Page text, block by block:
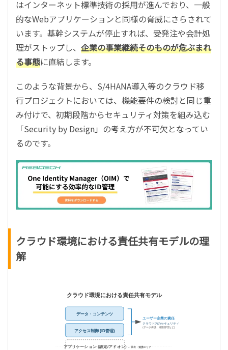
はインターネット標準技術の採用が進んでおり、一般
的なWebアプリケーションと同様の脅威にさらされて
います。基幹システムが停止すれば、受発注や会計処
理がストップし、 企業の事業継続そのものが危ぶまれ
る事態に直結します。
このような背景から、S/4HANA導入等のクラウド移
行プロジェクトにおいては、機能要件の検討と同じ重
み付けで、初期段階からセキュリティ対策を組み込む
「Security by Design」の考え方が不可欠となってい
るのです。
クラウド環境における責任共有モデルの理
解
クラウド環境における責任共有モデル
データ・コンテンツ
アクセス制御 (ID管理)
アプリケーション (設定/アドオン)
ユーザー企業の責任
クラウド内のセキュリティ
(データ保護、権限管理など)
← 共有・連携エリア